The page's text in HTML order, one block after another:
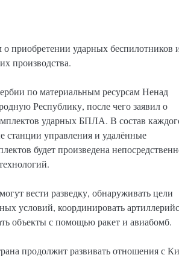
приобретении ударных беспилотников
производства.
по материальным ресурсам Ненад
Республику, после чего заявил о
ударных БПЛА. В состав
станции управления и удалённые
будет произведена
вести разведку, обнаруживать цели
условий, координировать
объекты с помощью ракет и авиабомб.
продолжит развивать отношения с